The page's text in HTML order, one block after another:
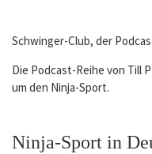
Schwinger-Club, der
Die Podcast-Reihe von Till
um den Ninja-Sport.
Ninja-Sport in